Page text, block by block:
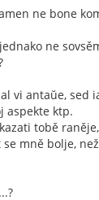
ne bone
ne
vi antaŭe, sed
aspekte ktp.
tobě
mně bolje,